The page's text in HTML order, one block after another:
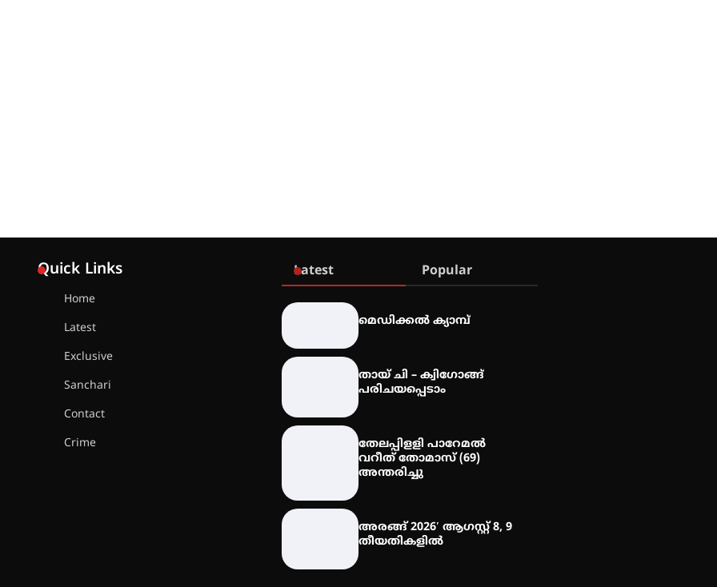
Quick Links
Home
Latest
Exclusive
Sanchari
Contact
Crime
Latest Popular
മെഡിക്കൽ ക്യാമ്പ്
തായ് ചി – ക്വിഗോങ്ങ്
പരിചയപ്പെടാം
തേലപ്പിളളി പാറേമൽ
വറീത് തോമാസ് (69)
അന്തരിച്ചു
അരങ്ങ് 2026′ ആഗസ്റ്റ് 8, 9
തീയതികളിൽ